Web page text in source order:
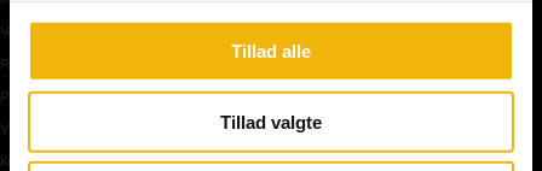
Tillad alle
Tillad valgte
Vejkryds
Rundkørsel og motorvej
Parkering, mørke og tunnel
Vi mennesker
Køreteknik